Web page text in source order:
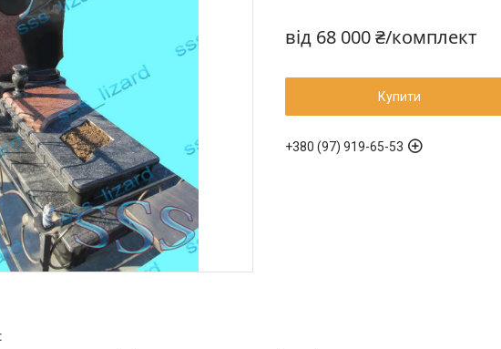
від 68 000 ₴/комплект
Купити
+380 (97) 919-65-53